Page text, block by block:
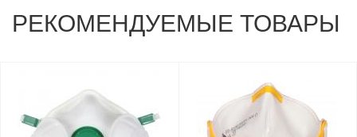
РЕКОМЕНДУЕМЫЕ ТОВАРЫ